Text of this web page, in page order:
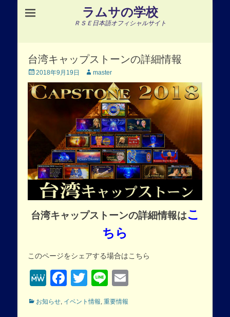
ラムサの学校
ＲＳＥ日本語オフィシャルサイト
台湾キャップストーンの詳細情報
Posted
on
2018年9月19日 Author
master
台湾キャップストーンの詳細情報はこ
ちら
このページをシェアする場合はこちら
MeWeFacebook
Twitter
Line
Categories
お知らせ, イベント情報, 重要情報